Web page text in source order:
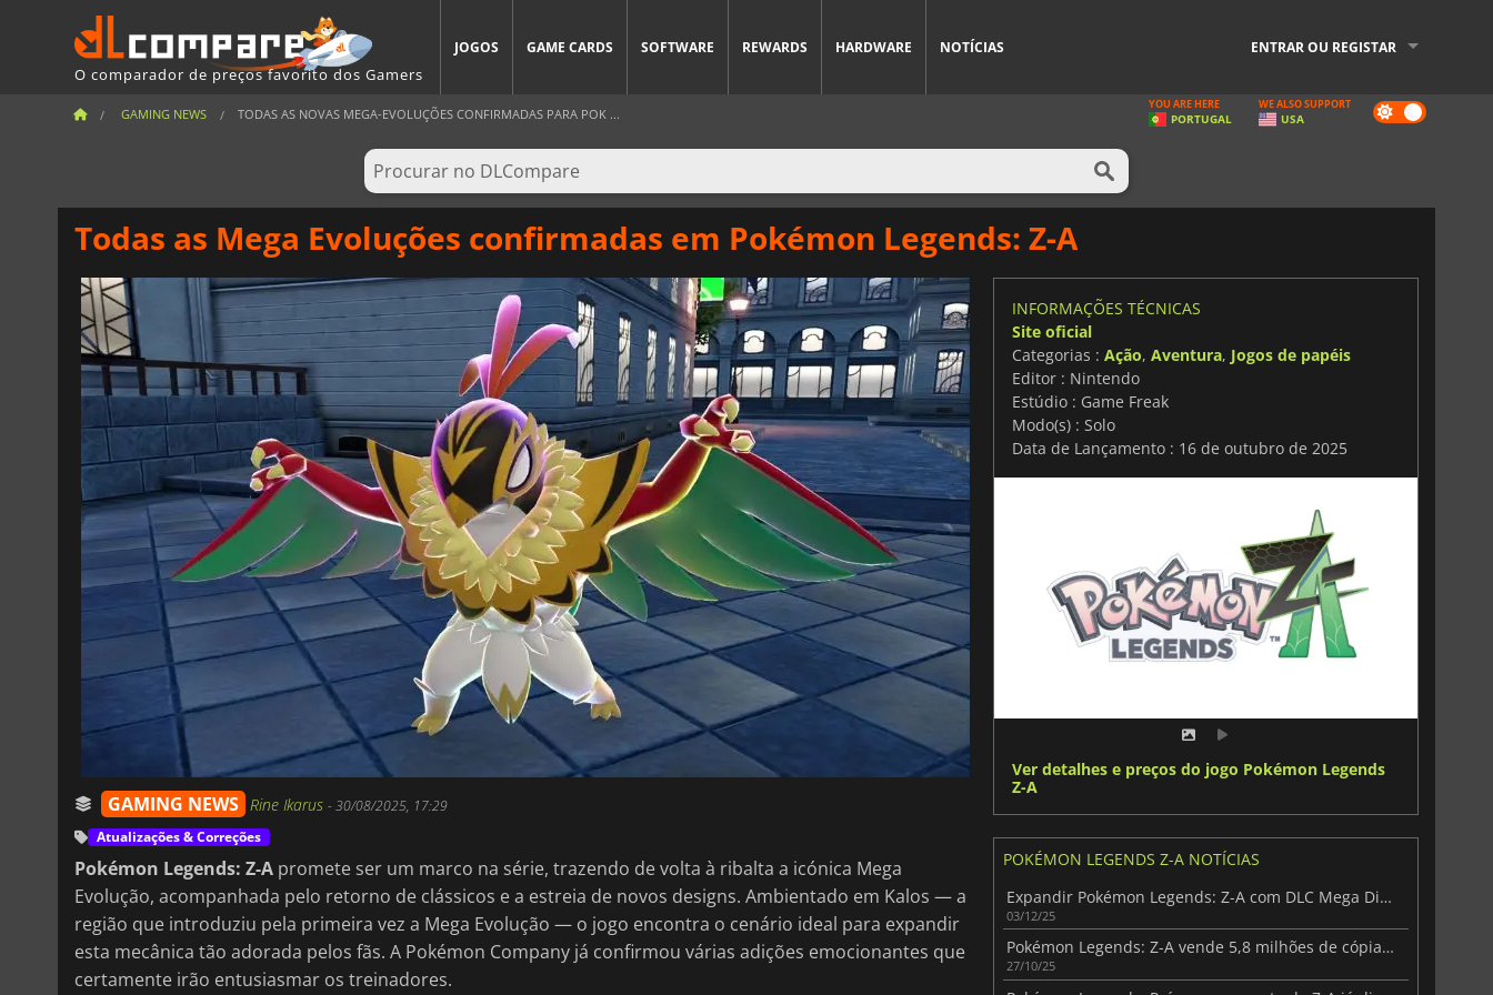
O comparador de preços favorito dos Gamers
JOGOS GAME CARDS SOFTWARE REWARDS HARDWARE NOTÍCIAS ENTRAR OU REGISTAR
GAMING NEWS TODAS AS NOVAS MEGA-EVOLUÇÕES CONFIRMADAS PARA POK ... Dark
mode
YOU ARE HERE
PORTUGAL
WE ALSO SUPPORT
USA
Todas as Mega Evoluções confirmadas em Pokémon Legends: Z-A
GAMING NEWS Rine Ikarus -30/08/2025, 17:29
Atualizações & Correções
Pokémon Legends: Z-A promete ser um marco na série, trazendo de volta à ribalta a icónica Mega
Evolução, acompanhada pelo retorno de clássicos e a estreia de novos designs. Ambientado em Kalos — a
região que introduziu pela primeira vez a Mega Evolução — o jogo encontra o cenário ideal para expandir
esta mecânica tão adorada pelos fãs. A Pokémon Company já confirmou várias adições emocionantes que
certamente irão entusiasmar os treinadores.
INFORMAÇÕES TÉCNICAS
Site oficial
Categorias : Ação, Aventura, Jogos de papéis
Editor : Nintendo
Estúdio : Game Freak
Modo(s) : Solo
Data de Lançamento : 16 de outubro de 2025
Ver detalhes e preços do jogo Pokémon Legends
Z-A
POKÉMON LEGENDS Z-A NOTÍCIAS
Expandir Pokémon Legends: Z-A com DLC Mega Dimensão
03/12/25
Pokémon Legends: Z-A vende 5,8 milhões de cópias, Switch 2 lidera metade
27/10/25